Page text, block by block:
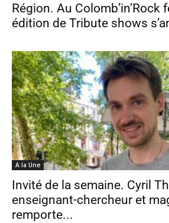
Région. Au Colomb’in’Rock
édition de Tribute shows
A la Une
Invité de la semaine. Cyril
enseignant-chercheur et
remporte...